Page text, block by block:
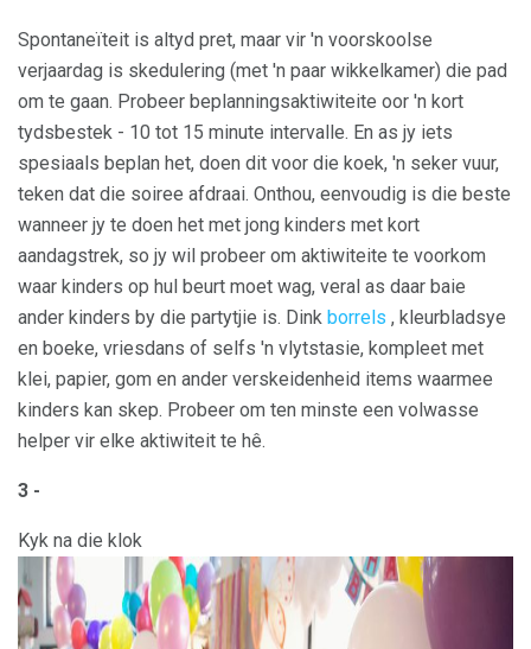
Spontaneïteit is altyd pret, maar vir 'n voorskoolse
verjaardag is skedulering (met 'n paar wikkelkamer) die pad
om te gaan. Probeer beplanningsaktiwiteite oor 'n kort
tydsbestek - 10 tot 15 minute intervalle. En as jy iets
spesiaals beplan het, doen dit voor die koek, 'n seker vuur,
teken dat die soiree afdraai. Onthou, eenvoudig is die beste
wanneer jy te doen het met jong kinders met kort
aandagstrek, so jy wil probeer om aktiwiteite te voorkom
waar kinders op hul beurt moet wag, veral as daar baie
ander kinders by die partytjie is. Dink borrels , kleurbladsye
en boeke, vriesdans of selfs 'n vlytstasie, kompleet met
klei, papier, gom en ander verskeidenheid items waarmee
kinders kan skep. Probeer om ten minste een volwasse
helper vir elke aktiwiteit te hê.
3 -
Kyk na die klok